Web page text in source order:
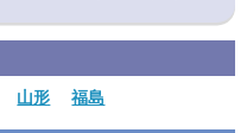
山形 福島